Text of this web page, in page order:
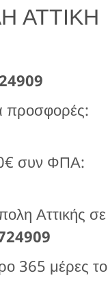
ΑΤΤΙΚΗ
συν ΦΠΑ:
Αττικής σε
365 μέρες το